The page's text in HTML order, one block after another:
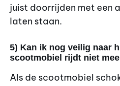
juist doorrijden met een
laten staan.
5) Kan ik nog veilig naar
scootmobiel rijdt niet
Als de scootmobiel